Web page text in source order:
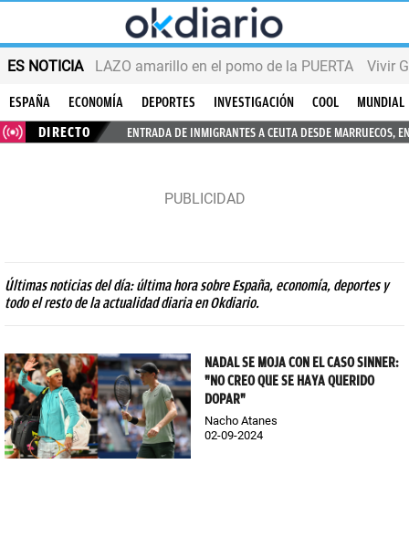
ES NOTICIA LAZO amarillo en el pomo de la PUERTA Vivir
ESPAÑA ECONOMÍA DEPORTES INVESTIGACIÓN COOL
MUNDIAL
DIRECTO
ENTRADA DE INMIGRANTES A CEUTA DESDE MARRUECOS,
Últimas noticias del día: última hora sobre España, economía, deportes y
todo el resto de la actualidad diaria en Okdiario.
NADAL SE MOJA CON EL CASO SINNER:
"NO CREO QUE SE HAYA QUERIDO
DOPAR"
Nacho Atanes
02-09-2024